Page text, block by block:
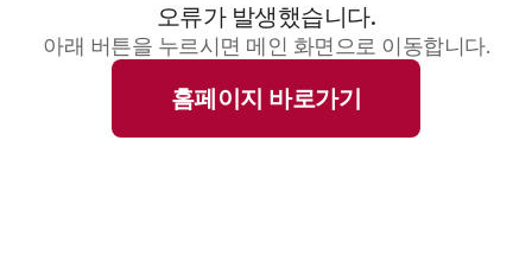
오류가 발생했습니다.
아래 버튼을 누르시면 메인 화면으로 이동합니다.
홈페이지 바로가기